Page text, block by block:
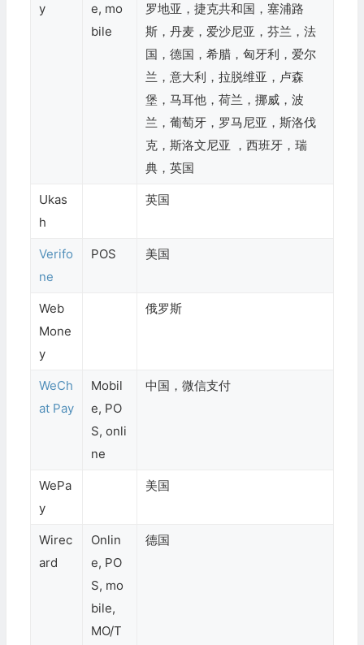
y
e, mo
bile
罗地亚，捷克共和国，塞浦路
斯，丹麦，爱沙尼亚，芬兰，法
国，德国，希腊，匈牙利，爱尔
兰，意大利，拉脱维亚，卢森
堡，马耳他，荷兰，挪威，波
兰，葡萄牙，罗马尼亚，斯洛伐
克，斯洛文尼亚 ，西班牙，瑞
典，英国
Ukas
h
英国
Verifo
ne
POS 美国
Web
Mone
y
俄罗斯
WeCh
at Pay
Mobil
e, PO
S, onli
ne
中国，微信支付
WePa
y
美国
Wirec
ard
Onlin
e, PO
S, mo
bile,
MO/T
德国